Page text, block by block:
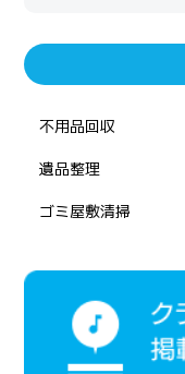
不用品回収
遺品整理
ゴミ屋敷清掃